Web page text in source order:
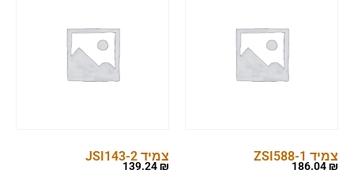
צמיד ZSI588-1
186.04₪
צמיד JSI143-2
139.24₪